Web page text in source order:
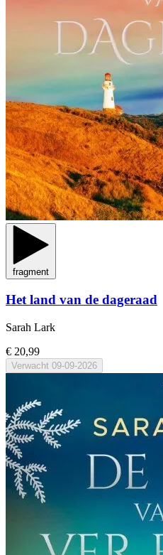
fragment
Het land van de dageraad
Sarah Lark
€ 20,99
Verwacht 09-09-2026